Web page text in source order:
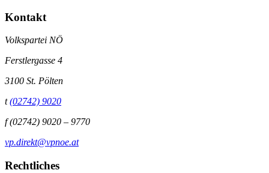
Kontakt
Volkspartei NÖ
Ferstlergasse 4
3100 St. Pölten
t (02742) 9020
f (02742) 9020 – 9770
vp.direkt@vpnoe.at
Rechtliches